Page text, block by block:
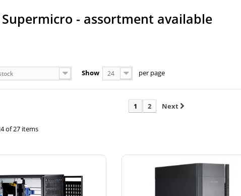
- assortment available
Show 24 per page
1 2 Next
of 27 items